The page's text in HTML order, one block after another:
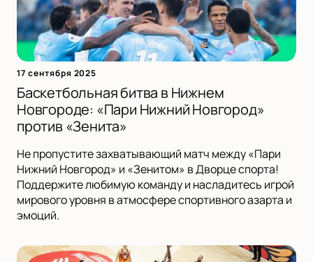
17 сентября 2025
Баскетбольная битва в Нижнем
Новгороде: «Пари Нижний Новгород»
против «Зенита»
Не пропустите захватывающий матч между «Пари
Нижний Новгород» и «Зенитом» в Дворце спорта!
Поддержите любимую команду и насладитесь игрой
мирового уровня в атмосфере спортивного азарта и
эмоций.